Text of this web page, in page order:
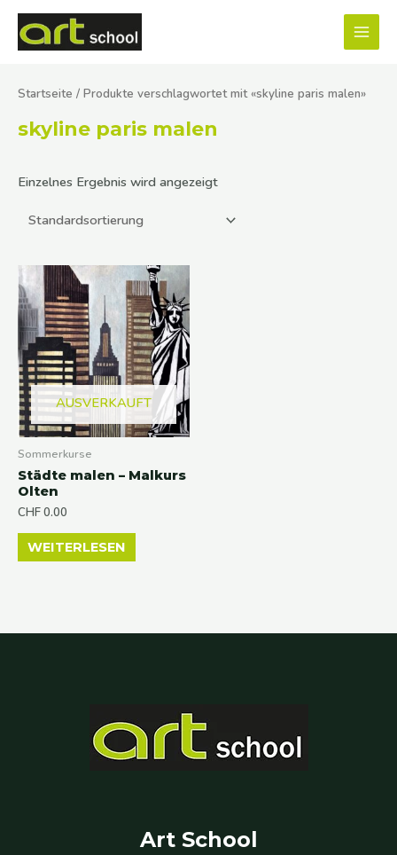
Zum
Inhalt
Startseite / Produkte verschlagwortet mit «skyline paris malen»
skyline paris malen
Einzelnes Ergebnis wird angezeigt
AUSVERKAUFT
Sommerkurse
Städte malen – Malkurs
Olten
CHF0.00
WEITERLESEN
Art School